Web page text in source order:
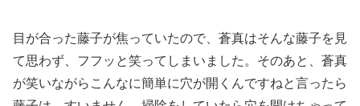
目が合った藤子が焦っていたので、蒼真はそんな藤子を見
て思わず、フフッと笑ってしまいました。そのあと、蒼真
が笑いながらこんなに簡単に穴が開くんですねと言ったら